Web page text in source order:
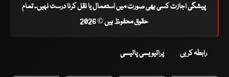
پیشگی اجازت کسی بھی صورت میں استعمال یا نقل کرنا درست نہیں۔ تمام
حقوق محفوظ ہیں © 2026
رابطہ کریں پرائیویسی پالیسی